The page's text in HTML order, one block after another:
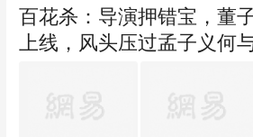
百花杀：导演押错宝，董
上线，风头压过孟子义何